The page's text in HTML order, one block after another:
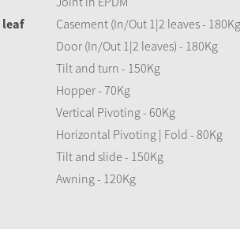
leaf
Casement (In/Out 1|2 leaves - 180Kg
Door (In/Out 1|2 leaves) - 180Kg
Tilt and turn - 150Kg
Hopper - 70Kg
Vertical Pivoting - 60Kg
Horizontal Pivoting | Fold - 80Kg
Tilt and slide - 150Kg
Awning - 120Kg